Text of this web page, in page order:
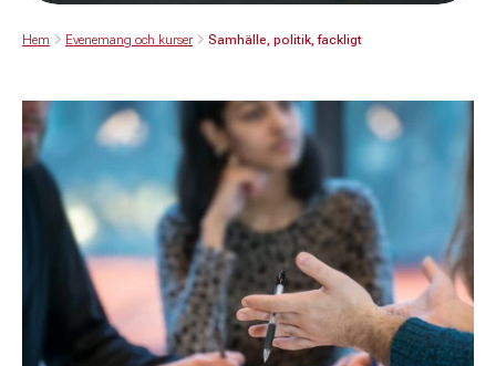
Hem Evenemang och kurser Samhälle, politik, fackligt